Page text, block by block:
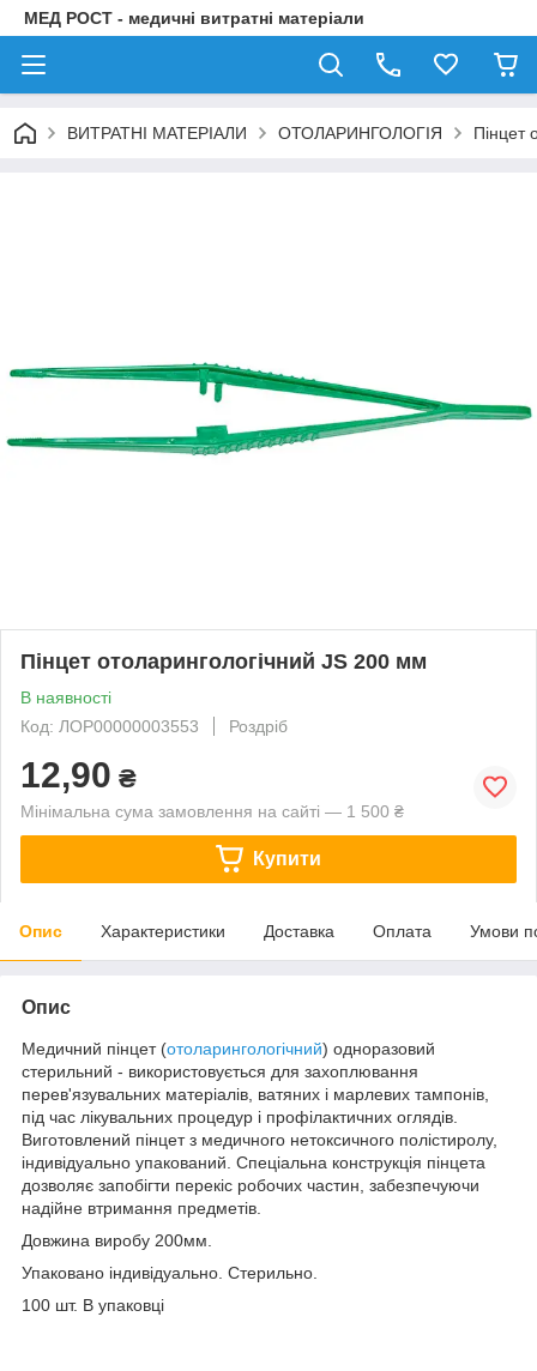
МЕД РОСТ - медичні витратні матеріали
ВИТРАТНІ МАТЕРІАЛИ ОТОЛАРИНГОЛОГІЯ Пінцет
Пінцет отоларингологічний JS 200 мм
В наявності
Код: ЛОР00000003553
Роздріб
12,90 ₴
Мінімальна сума замовлення на сайті — 1 500 ₴
Купити
Опис Характеристики Доставка Оплата Умови
Опис
Медичний пінцет (отоларингологічний) одноразовий
стерильний - використовується для захоплювання
перев'язувальних матеріалів, ватяних і марлевих тампонів,
під час лікувальних процедур і профілактичних оглядів.
Виготовлений пінцет з медичного нетоксичного полістиролу,
індивідуально упакований. Спеціальна конструкція пінцета
дозволяє запобігти перекіс робочих частин, забезпечуючи
надійне втримання предметів.
Довжина виробу 200мм.
Упаковано індивідуально. Стерильно.
100 шт. В упаковці